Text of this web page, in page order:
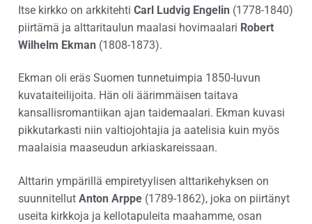
Itse kirkko on arkkitehti Carl Ludvig Engelin (1778-1840)
piirtämä ja alttaritaulun maalasi hovimaalari Robert
Wilhelm Ekman (1808-1873).
Ekman oli eräs Suomen tunnetuimpia 1850-luvun
kuvataiteilijoita. Hän oli äärimmäisen taitava
kansallisromantiikan ajan taidemaalari. Ekman kuvasi
pikkutarkasti niin valtiojohtajia ja aatelisia kuin myös
maalaisia maaseudun arkiaskareissaan.
Alttarin ympärillä empiretyylisen alttarikehyksen on
suunnitellut Anton Arppe (1789-1862), joka on piirtänyt
useita kirkkoja ja kellotapuleita maahamme, osan